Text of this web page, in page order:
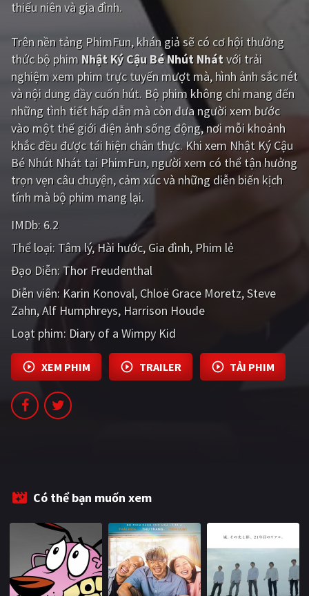
PHIM MỚI
PHIM BỘ
PHIM LẺ
PHIM CHIẾU RẠP
TUYỂN TẬP PHIM
BLOG
thiếu niên và gia đình.
Trên nền tảng PhimFun, khán giả sẽ có cơ hội thưởng
thức bộ phim Nhật Ký Cậu Bé Nhút Nhátvới trải
nghiệm xem phim trực tuyến mượt mà, hình ảnh sắc nét
và nội dung đầy cuốn hút. Bộ phim không chỉ mang đến
những tình tiết hấp dẫn mà còn đưa người xem bước
vào một thế giới điện ảnh sống động, nơi mỗi khoảnh
khắc đều được tái hiện chân thực. Khi xem Nhật Ký Cậu
Bé Nhút Nhát tại PhimFun, người xem có thể tận hưởng
trọn vẹn câu chuyện, cảm xúc và những diễn biến kịch
tính mà bộ phim mang lại.
IMDb: 6.2
Thể loại: Tâm lý Hài hước Gia đình Phim lẻ
Đạo Diễn:Thor Freudenthal
Diễn viên: Karin Konoval Chloë Grace Moretz Steve
Zahn Alf Humphreys Harrison Houde
Loạt phim: Diary of a Wimpy Kid
XEM PHIM TRAILER TẢI PHIM
Có thể bạn muốn xem